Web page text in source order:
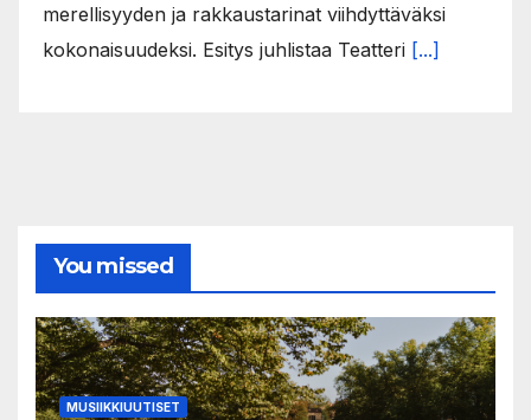
merellisyyden ja rakkaustarinat viihdyttäväksi
kokonaisuudeksi. Esitys juhlistaa Teatteri [...]
You missed
MUSIIKKIUUTISET